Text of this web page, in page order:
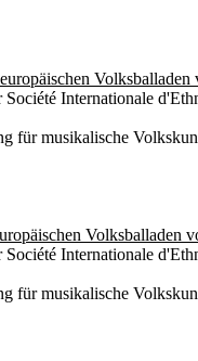
Volksballaden
Internationale
für musikalische
Volksballaden
Internationale
für musikalische